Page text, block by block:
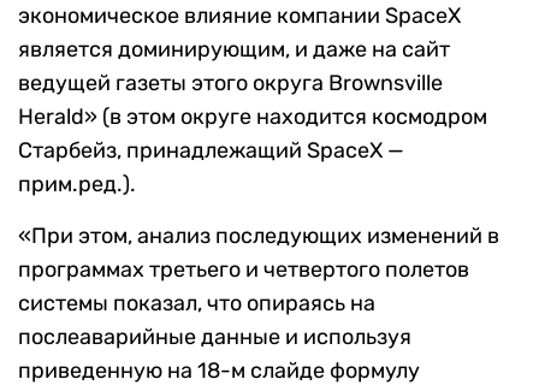
экономическое влияние компании SpaceX
является доминирующим, и даже на сайт
ведущей газеты этого округа Brownsville
Herald» (в этом округе находится космодром
Старбейз, принадлежащий SpaceX —
прим.ред.).
«При этом, анализ последующих изменений в
программах третьего и четвертого полетов
системы показал, что опираясь на
послеаварийные данные и используя
приведенную на 18-м слайде формулу